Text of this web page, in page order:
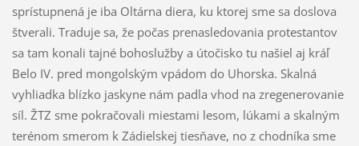
sprístupnená je iba Oltárna diera, ku ktorej sme sa doslova
štverali. Traduje sa, že počas prenasledovania protestantov
sa tam konali tajné bohoslužby a útočisko tu našiel aj kráľ
Belo IV. pred mongolským vpádom do Uhorska. Skalná
vyhliadka blízko jaskyne nám padla vhod na zregenerovanie
síl. ŽTZ sme pokračovali miestami lesom, lúkami a skalným
terénom smerom k Zádielskej tiesňave, no z chodníka sme